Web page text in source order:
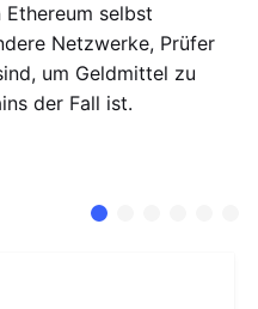
selbst
Netzwerke, Prüfer
um Geldmittel zu
der Fall ist.